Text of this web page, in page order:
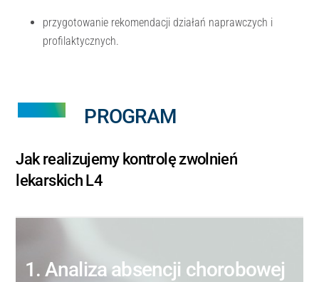
przygotowanie rekomendacji działań naprawczych i
profilaktycznych.
PROGRAM
Jak realizujemy kontrolę zwolnień
lekarskich L4
1. Analiza absencji chorobowej